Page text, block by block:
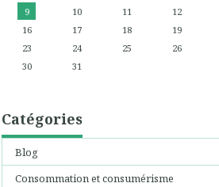
9
10 11 12
16
17 18 19
23
24 25 26
30
31
Catégories
Blog
Consommation et consumérisme